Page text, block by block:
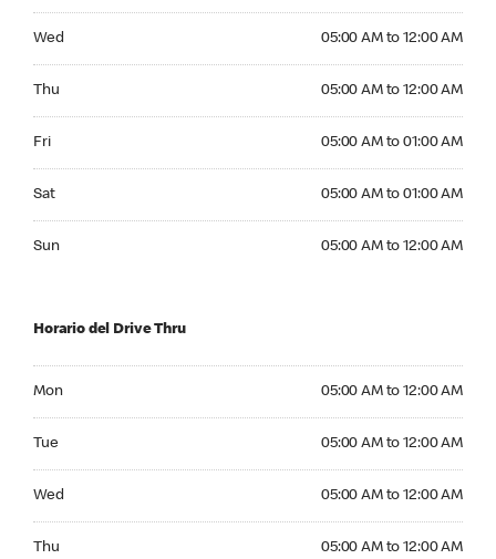
Wed 05:00 AM to 12:00 AM
Thu 05:00 AM to 12:00 AM
Fri 05:00 AM to 01:00 AM
Sat 05:00 AM to 01:00 AM
Sun 05:00 AM to 12:00 AM
Horario del Drive Thru
Mon 05:00 AM to 12:00 AM
Tue 05:00 AM to 12:00 AM
Wed 05:00 AM to 12:00 AM
Thu 05:00 AM to 12:00 AM